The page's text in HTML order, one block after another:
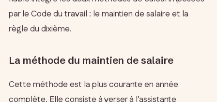
par le Code du travail : le maintien de salaire et la
règle du dixième.
La méthode du maintien de salaire
Cette méthode est la plus courante en année
complète. Elle consiste à verser à l’assistante